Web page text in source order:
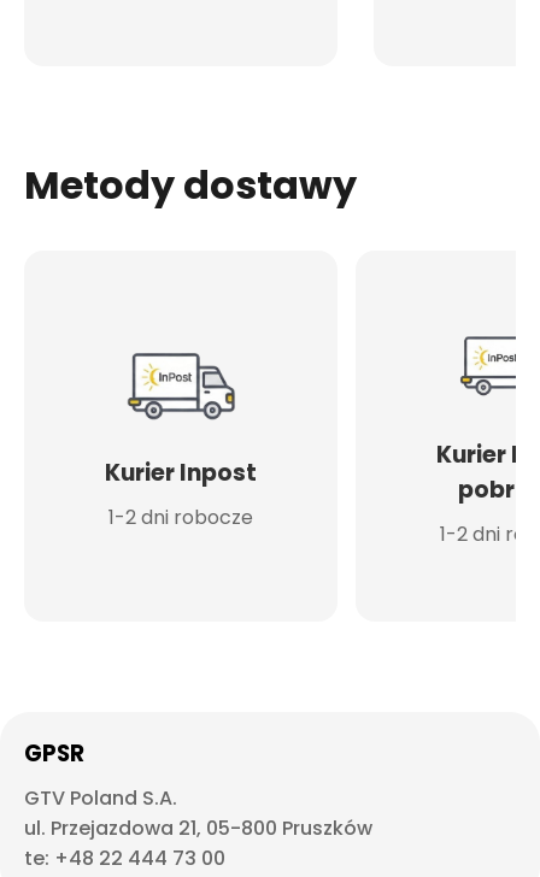
Metody dostawy
Kurier Inpost
1-2 dni robocze
Kurier
1-2 dni
GPSR
GTV Poland S.A.
ul. Przejazdowa 21, 05-800 Pruszków
te: +48 22 444 73 00